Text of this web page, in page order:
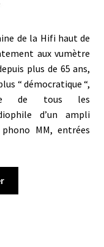
de la Hifi haut de
aux vumètre
plus de 65 ans,
“ démocratique “,
de tous les
d’un ampli
MM, entrées